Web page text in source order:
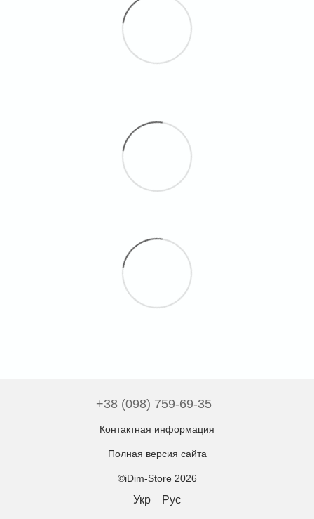
+38 (098) 759-69-35
Контактная информация
Полная версия сайта
©iDim-Store 2026
Укр Рус